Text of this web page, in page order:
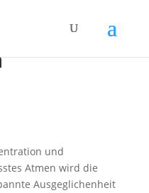
und
Atmen wird die
Ausgeglichenheit